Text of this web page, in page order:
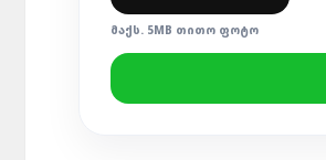
ᲛᲐᲥᲡ. 5MB ᲗᲘᲗᲝ ᲤᲝᲢᲝ